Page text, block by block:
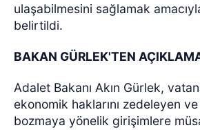
ulaşabilmesini sağlamak
belirtildi.
BAKAN GÜRLEK'TEN
Adalet Bakanı Akın Gürlek,
ekonomik haklarını zedeleyen
bozmaya yönelik girişimlere